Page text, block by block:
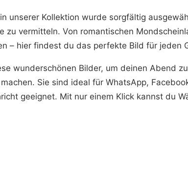
unserer Kollektion wurde sorgfältig
zu vermitteln. Von romantischen
– hier findest du das perfekte Bild für jeden
wunderschönen Bilder, um deinen Abend
Sie sind ideal für WhatsApp,
geeignet. Mit nur einem Klick kannst du